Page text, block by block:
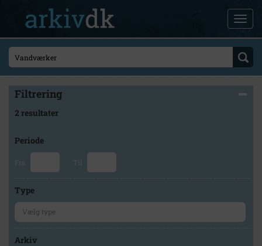
Filtrering
2 resultater
Periode
Fra Til
Type
Arkiv